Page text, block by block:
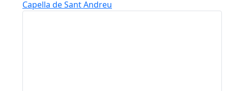
Capella de Sant Andreu